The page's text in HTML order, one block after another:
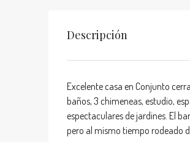
Descripción
Excelente casa en Conjunto
baños, 3 chimeneas, estudio,
espectaculares de jardines. El
pero al mismo tiempo rodeado